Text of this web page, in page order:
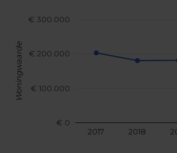
2017 2018
€ 0
€ 100.000
€ 200.000
€ 300.000
Woningwaarde